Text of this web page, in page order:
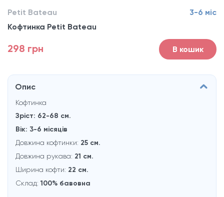
Petit Bateau
3-6 міс
Кофтинка Petit Bateau
298 грн В кошик
Опис
Кофтинка
Зріст: 62-68 см.
Вік: 3-6 місяців
Довжина кофтинки: 25 см.
Довжина рукaва: 21 см.
Ширина кофти: 22 см.
Склад:100% бавовна